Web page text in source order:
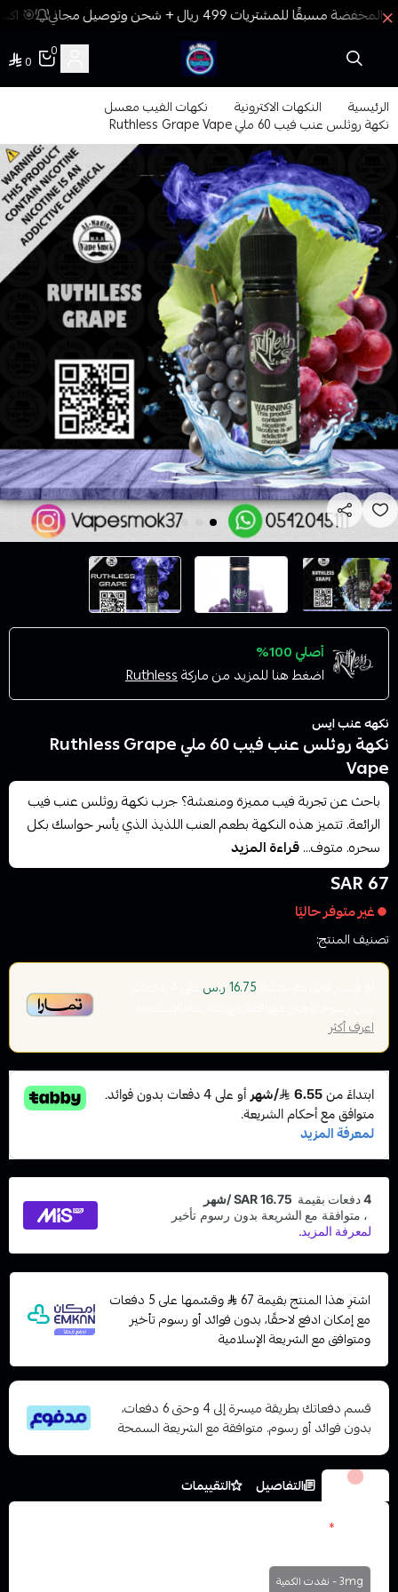
🎯
فيب المدينة
0
0
الرئيسية النكهات الاكترونية نكهات الفيب معسل
نكهة روثلس عنب فيب 60 ملي Ruthless Grape Vape
أصلي 100%
اضغط هنا للمزيد من ماركةRuthless
نكهه عنب ايس
نكهة روثلس عنب فيب 60 ملي Ruthless Grape
Vape
باحث عن تجربة فيب مميزة ومنعشة؟ جرب نكهة روثلس عنب فيب
الرائعة. تتميز هذه النكهة بطعم العنب اللذيذ الذي يأسر حواسك بكل
سحره. متوف...قراءة المزيد
67 SAR
غير متوفر حاليًا
تصنيف المنتج:
16.75 ر.س
اعرف أكثر
اشترِ هذا المنتج بقيمة 67
وقسّمها على 5 دفعات
مع إمكان ادفع لاحقًا، بدون فوائد أو رسوم تأخير
ومتوافق مع الشريعة الإسلامية
قسم دفعاتك بطريقة ميسرة إلى 4 وحتى 6 دفعات،
بدون فوائد أو رسوم. متوافقة مع الشريعة السمحة
الخيارات التفاصيل
التقييمات
*
3mg - نفدت الكمية